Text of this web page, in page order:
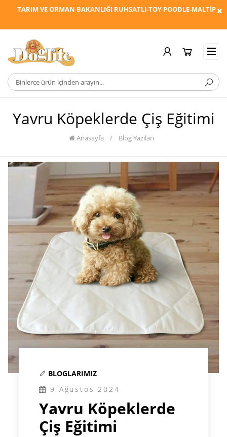
VE ORMAN BAKANLIĞI RUHSATLI-TOY POODLE-MALTİPOO-
Yavru Köpeklerde Çiş Eğitimi
Anasayfa / Blog Yazıları
BLOGLARIMIZ
9 Ağustos 2024
Yavru Köpeklerde
Çiş Eğitimi